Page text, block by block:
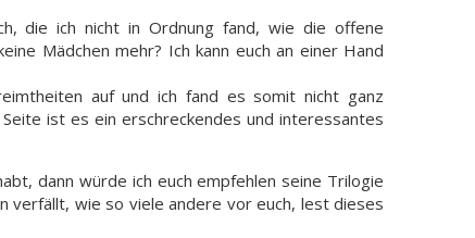
die ich nicht in Ordnung fand, wie die offene
Mädchen mehr? Ich kann euch an einer Hand
auf und ich fand es somit nicht ganz
ist es ein erschreckendes und interessantes
dann würde ich euch empfehlen seine Trilogie
verfällt, wie so viele andere vor euch, lest dieses